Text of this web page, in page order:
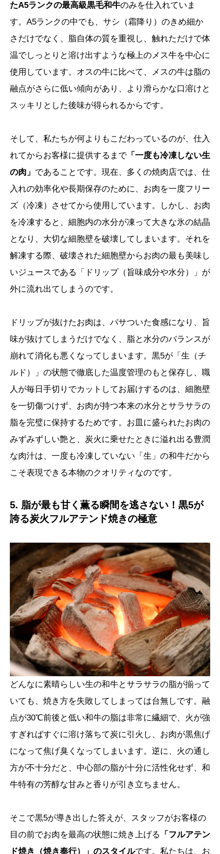
たA5ランクの最高級黒毛和牛のみを仕入れていま
す。A5ランクの中でも、サシ（霜降り）のきめ細か
さだけでなく、脂自体の質を重視し、触れただけで体
温でしっとりと溶け出すような極上のメス牛を中心に
使用しています。オスの牛に比べて、メスの牛は脂の
融点がさらに低い傾向があり、より滑らかな口溶けと
スッキリとした後味が得られるからです。
そして、私たちが何よりもこだわっているのが、仕入
れてからお客様に提供するまで「一度も冷凍しない生
の肉」 であることです。現在、多くの焼肉店では、仕
入れの効率化や長期保存のために、お肉を一度フリー
ズ（冷凍）させてから使用しています。しかし、お肉
を冷凍すると、細胞内の水分が凍って大きな氷の結晶
となり、大切な細胞壁を破壊してしまいます。それを
解凍する際、破壊された細胞壁からお肉の最も美味し
いジュースである「ドリップ（旨味成分や水分）」が
外に流れ出てしまうのです。
ドリップが抜けたお肉は、パサついた食感になり、旨
味が抜けてしまうだけでなく、脂と水分のバランスが
崩れて消化も悪くなってしまいます。黒5が「生（チ
ルド）」の状態で徹底した温度管理のもと保存し、職
人が毎日手切りでカットしてお届けするのは、細胞壁
を一切傷つけず、お肉が持つ本来の水分とサラサラの
脂を完璧に保持するためです。お皿に盛られたお肉の
みずみずしい艶と、炭火に乗せたときに溢れ出る豊潤
な肉汁は、一度も冷凍していない「生」の和牛だから
こそ表現できる本物のクオリティなのです。
5. 脂が最も甘く薫る瞬間を逃さない！黒5が
誇る炭火フルアテンド焼きの極意
どんなに素晴らしい生の和牛とサラサラの脂が揃って
いても、焼き方を失敗してしまっては台無しです。融
点が30℃前後と低い和牛の脂は非常に繊細で、火が強
すぎればすぐに溶け落ちて炭に引火し、お肉が黒焦げ
になって焦げ臭くなってしまいます。逆に、火の通し
方が不十分だと、中心部の脂が十分に活性化せず、和
牛特有の芳醇な甘みと香りが引き立ちません。
そこで黒5が導き出した答えが、スタッフがお客様の
目の前でお肉を最高の状態に焼き上げる
「フルアテン
ド焼き（焼き奉行）」のスタイルです。私たちは、お